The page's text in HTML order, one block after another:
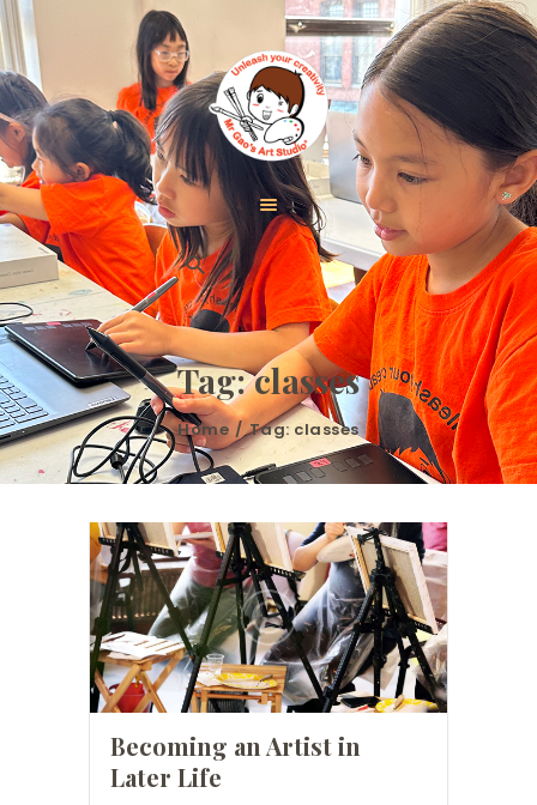
Tag: classes
Home Tag: classes
HOME
PROGRAMS
GALLERY
REGISTRATION
ABOUT US
CONTACT
Becoming an Artist in
Later Life